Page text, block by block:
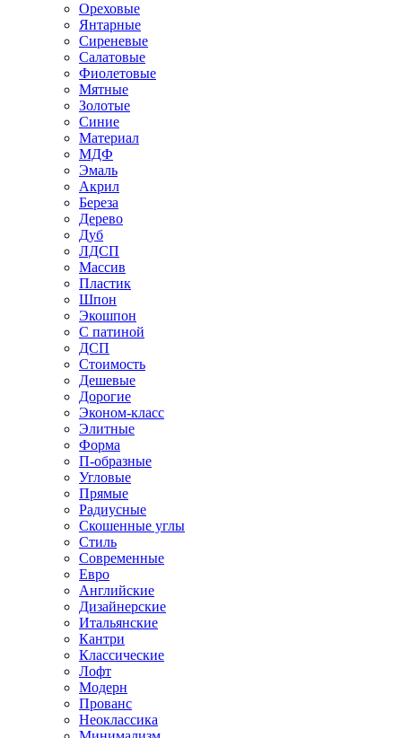
Ореховые
Янтарные
Сиреневые
Салатовые
Фиолетовые
Мятные
Золотые
Синие
Материал
МДФ
Эмаль
Акрил
Береза
Дерево
Дуб
ЛДСП
Массив
Пластик
Шпон
Экошпон
С патиной
ДСП
Стоимость
Дешевые
Дорогие
Эконом-класс
Элитные
Форма
П-образные
Угловые
Прямые
Радиусные
Скошенные углы
Стиль
Современные
Евро
Английские
Дизайнерские
Итальянские
Кантри
Классические
Лофт
Модерн
Прованс
Неоклассика